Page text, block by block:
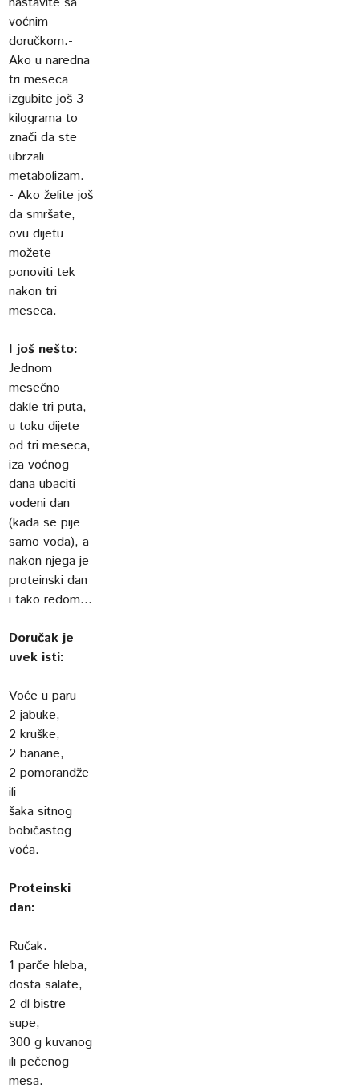
voćnim
doručkom.-
Ako u naredna
tri meseca
izgubite još 3
kilograma to
znači da ste
ubrzali
metabolizam.
- Ako želite još
da smršate,
ovu dijetu
možete
ponoviti tek
nakon tri
meseca.
I još nešto:
Jednom
mesečno
dakle tri puta,
u toku dijete
od tri meseca,
iza voćnog
dana ubaciti
vodeni dan
(kada se pije
samo voda), a
nakon njega je
proteinski dan
i tako redom...
Doručak je
uvek isti:
Voće u paru -
2 jabuke,
2 kruške,
2 banane,
2 pomorandže
ili
šaka sitnog
bobičastog
voća.
Proteinski
dan:
Ručak:
1 parče hleba,
dosta salate,
2 dl bistre
supe,
300 g kuvanog
ili pečenog
mesa.